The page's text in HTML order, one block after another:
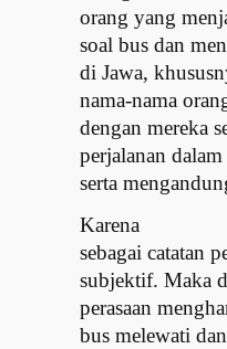
orang yang
soal bus dan
di Jawa,
nama-nama
dengan mereka
perjalanan
serta
Karena
sebagai catatan
subjektif. Maka
perasaan
bus melewati